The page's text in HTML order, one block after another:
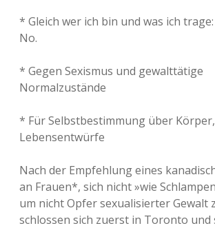
* Gleich wer ich bin und was ich
No.
* Gegen Sexismus und gewalttätige
Normalzustände
* Für Selbstbestimmung über
Lebensentwürfe
Nach der Empfehlung eines
an Frauen*, sich nicht »wie
um nicht Opfer sexualisierter Gewalt
schlossen sich zuerst in Toronto und